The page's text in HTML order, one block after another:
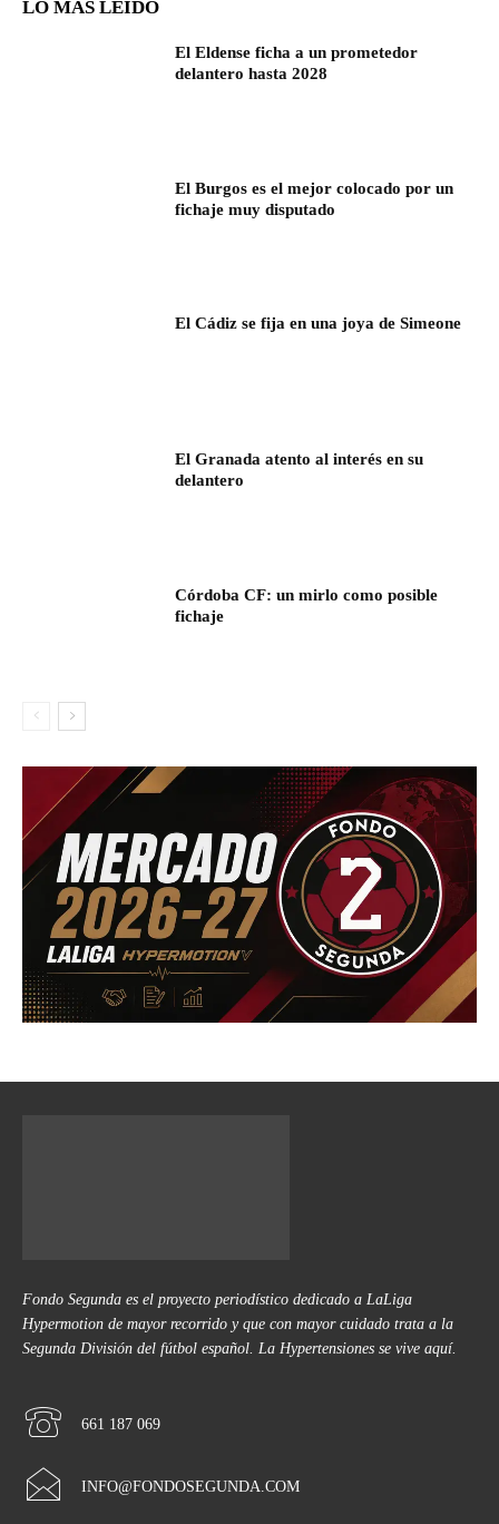
LO MÁS LEÍDO
El Eldense ficha a un prometedor
delantero hasta 2028
El Burgos es el mejor colocado por un
fichaje muy disputado
El Cádiz se fija en una joya de Simeone
El Granada atento al interés en su
delantero
Córdoba CF: un mirlo como posible
fichaje
Fondo Segunda es el proyecto periodístico dedicado a LaLiga
Hypermotion de mayor recorrido y que con mayor cuidado trata a la
Segunda División del fútbol español. La Hypertensiones se vive aquí.
661 187 069
INFO@FONDOSEGUNDA.COM